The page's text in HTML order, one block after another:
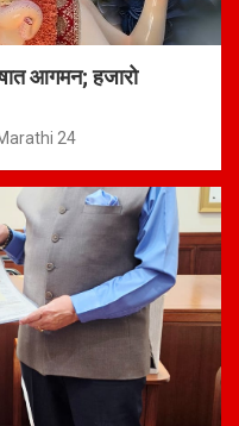
आगमन; हजारो
24